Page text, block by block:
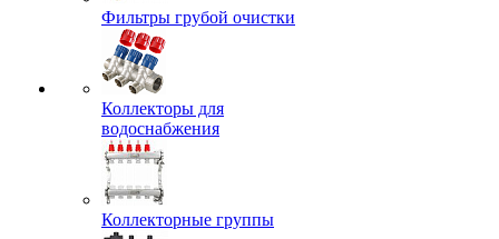
Фильтры грубой очистки
Коллекторы для
водоснабжения
Коллекторные группы